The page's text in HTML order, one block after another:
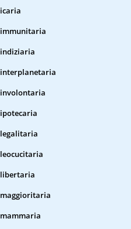
icaria
immunitaria
indiziaria
interplanetaria
involontaria
ipotecaria
legalitaria
leocucitaria
libertaria
maggioritaria
mammaria